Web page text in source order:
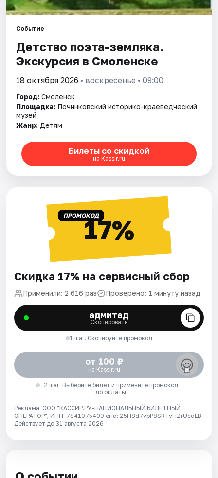
Событие
Детство поэта-земляка.
Экскурсия в Смоленске
18 октября 2026 • воскресенье • 09:00
Город: Смоленск
Площадка: Починковский историко-краеведческий
музей
Жанр: Детям
Билеты со скидкой
на Kassir.ru
ПРОМОКОД17%
Скидка 17% на сервисный сбор
Применили: 2 616 раз Проверено: 1 минуту назад
адмитад
Скопировать
1 шаг. Скопируйте промокод
от 100 ₽
на Kassir.ru
2 шаг. Выберите билет и примените промокод
до оплаты
Реклама. ООО "КАССИР.РУ-НАЦИОНАЛЬНЫЙ БИЛЕТНЫЙ
ОПЕРАТОР", ИНН: 7841075409 erid: 25H8d7vbP8SRTvHZrUcdLB.
Действует до 31 августа 2026